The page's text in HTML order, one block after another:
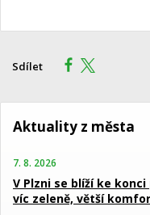
Sdílet
Aktuality z města
7. 8. 2026
V Plzni se blíží ke
víc zeleně, větší